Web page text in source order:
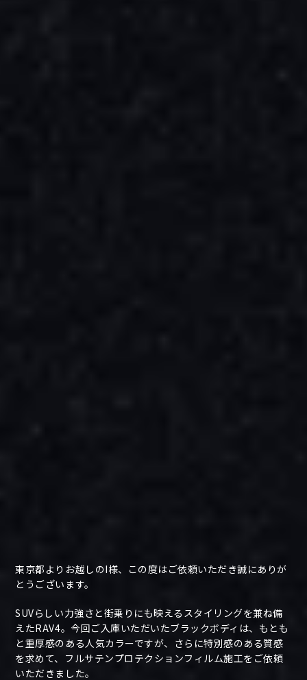
東京都よりお越しのI様、この度はご依頼いただき誠にありが
とうございます。
SUVらしい力強さと街乗りにも映えるスタイリングを兼ね備
えたRAV4。今回ご入庫いただいたブラックボディは、もとも
と重厚感のある人気カラーですが、さらに特別感のある質感
を求めて、フルサテンプロテクションフィルム施工をご依頼
いただきました。